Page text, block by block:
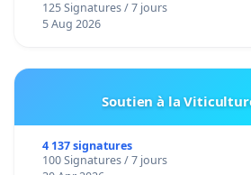
125 Signatures / 7 jours
5 Aug 2026
Soutien à la
4 137 signatures
100 Signatures / 7 jours